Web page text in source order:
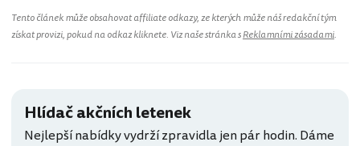
Tento článek může obsahovat affiliate odkazy, ze kterých může náš redakční tým
získat provizi, pokud na odkaz kliknete. Viz naše stránka sReklamními zásadami.
Hlídač akčních letenek
Nejlepší nabídky vydrží zpravidla jen pár hodin. Dáme